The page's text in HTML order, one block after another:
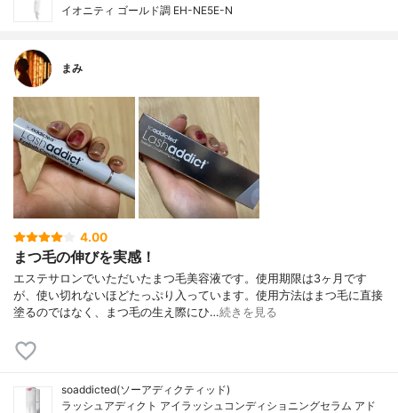
イオニティ ゴールド調 EH-NE5E-N
まみ
4.00
まつ毛の伸びを実感！
エステサロンでいただいたまつ毛美容液です。使用期限は3ヶ月です
が、使い切れないほどたっぷり入っています。使用方法はまつ毛に直接
塗るのではなく、まつ毛の生え際にひ…続きを見る
soaddicted(ソーアディクティッド)
ラッシュアディクト アイラッシュコンディショニングセラム アド